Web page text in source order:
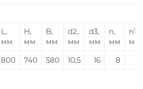
L,
мм
H,
мм
B,
мм
d2,
мм
d3,
мм
n,
мм
n1,
мм
800 740 580 10,5 16 8